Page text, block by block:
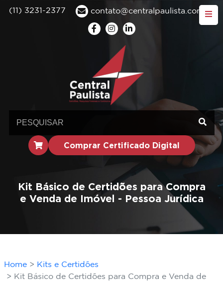
(11) 3231-2377 contato@centralpaulista.com.br
Comprar Certificado Digital
Kit Básico de Certidões para Compra
e Venda de Imóvel - Pessoa Jurídica
Home
Kits e Certidões
Kit Básico de Certidões para Compra e Venda de